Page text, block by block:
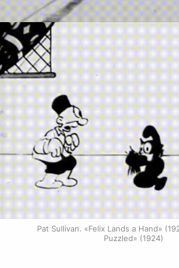
Pat Sullivan. «Felix Lands a Hand»
Puzzled» (1924)